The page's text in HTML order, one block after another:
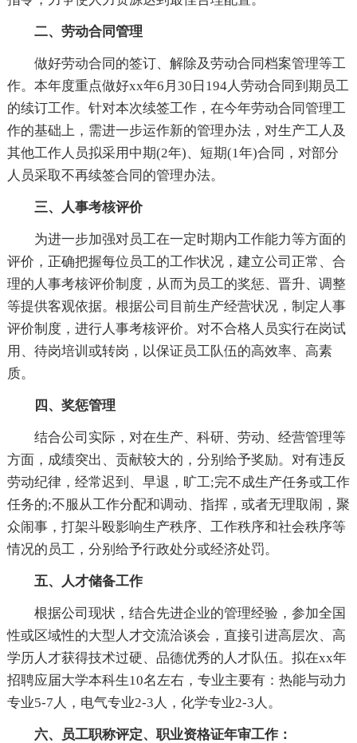
二、劳动合同管理
做好劳动合同的签订、解除及劳动合同档案管理等工
作。本年度重点做好xx年6月30日194人劳动合同到期员工
的续订工作。针对本次续签工作，在今年劳动合同管理工
作的基础上，需进一步运作新的管理办法，对生产工人及
其他工作人员拟采用中期(2年)、短期(1年)合同，对部分
人员采取不再续签合同的管理办法。
三、人事考核评价
为进一步加强对员工在一定时期内工作能力等方面的
评价，正确把握每位员工的工作状况，建立公司正常、合
理的人事考核评价制度，从而为员工的奖惩、晋升、调整
等提供客观依据。根据公司目前生产经营状况，制定人事
评价制度，进行人事考核评价。对不合格人员实行在岗试
用、待岗培训或转岗，以保证员工队伍的高效率、高素
质。
四、奖惩管理
结合公司实际，对在生产、科研、劳动、经营管理等
方面，成绩突出、贡献较大的，分别给予奖励。对有违反
劳动纪律，经常迟到、早退，旷工;完不成生产任务或工作
任务的;不服从工作分配和调动、指挥，或者无理取闹，聚
众闹事，打架斗殴影响生产秩序、工作秩序和社会秩序等
情况的员工，分别给予行政处分或经济处罚。
五、人才储备工作
根据公司现状，结合先进企业的管理经验，参加全国
性或区域性的大型人才交流洽谈会，直接引进高层次、高
学历人才获得技术过硬、品德优秀的人才队伍。拟在xx年
招聘应届大学本科生10名左右，专业主要有：热能与动力
专业5-7人，电气专业2-3人，化学专业2-3人。
六、员工职称评定、职业资格证年审工作：